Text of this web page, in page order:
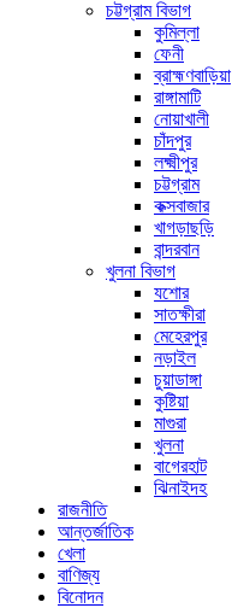
চট্টগ্রাম বিভাগ
কুমিল্লা
ফেনী
ব্রাহ্মণবাড়িয়া
রাঙ্গামাটি
নোয়াখালী
চাঁদপুর
লক্ষ্মীপুর
চট্টগ্রাম
কক্সবাজার
খাগড়াছড়ি
বান্দরবান
খুলনা বিভাগ
যশোর
সাতক্ষীরা
মেহেরপুর
নড়াইল
চুয়াডাঙ্গা
কুষ্টিয়া
মাগুরা
খুলনা
বাগেরহাট
ঝিনাইদহ
রাজনীতি
আন্তর্জাতিক
খেলা
বাণিজ্য
বিনোদন